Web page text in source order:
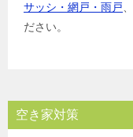
サッシ・網戸・雨戸、
ださい。
空き家対策